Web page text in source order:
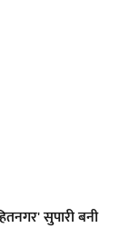
सुपारी बनी